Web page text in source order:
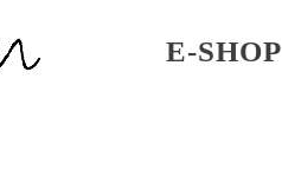
E-SHOP